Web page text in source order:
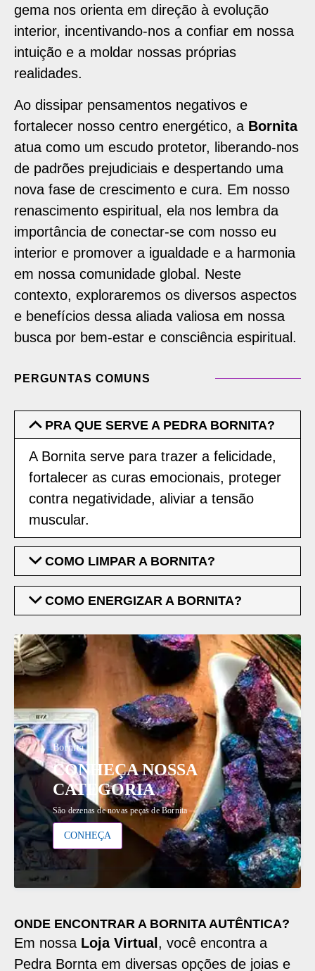
gema nos orienta em direção à evolução
interior, incentivando-nos a confiar em nossa
intuição e a moldar nossas próprias
realidades.
Ao dissipar pensamentos negativos e
fortalecer nosso centro energético, a Bornita
atua como um escudo protetor, liberando-nos
de padrões prejudiciais e despertando uma
nova fase de crescimento e cura. Em nosso
renascimento espiritual, ela nos lembra da
importância de conectar-se com nosso eu
interior e promover a igualdade e a harmonia
em nossa comunidade global. Neste
contexto, exploraremos os diversos aspectos
e benefícios dessa aliada valiosa em nossa
busca por bem-estar e consciência espiritual.
PERGUNTAS COMUNS
PRA QUE SERVE A PEDRA BORNITA?
A Bornita serve para trazer a felicidade,
fortalecer as curas emocionais, proteger
contra negatividade, aliviar a tensão
muscular.
COMO LIMPAR A BORNITA?
COMO ENERGIZAR A BORNITA?
Bornita
CONHEÇA NOSSA
CATEGORIA
São dezenas de novas peças de Bornita
CONHEÇA
ONDE ENCONTRAR A BORNITA AUTÊNTICA?
Em nossa Loja Virtual, você encontra a
Pedra Bornta em diversas opções de joias e